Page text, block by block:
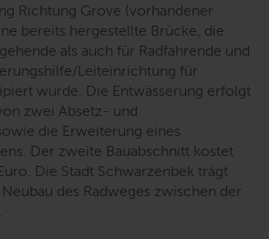
Richtung Grove (vorhandener
bereits hergestellte Brücke, die
als auch für Radfahrende und
Leiteinrichtung für
wurde. Die Entwässerung erfolgt
zwei Absetz- und
die Erweiterung eines
Der zweite Bauabschnitt kostet
Die Stadt Schwarzenbek trägt
des Radweges zwischen der